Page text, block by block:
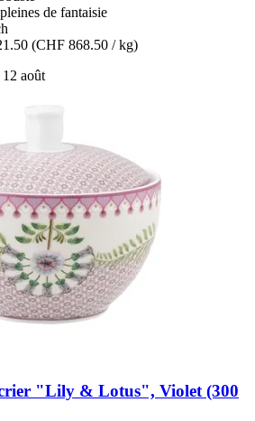
de fantaisie
(CHF 868.50 / kg)
août
"Lily & Lotus", Violet (300